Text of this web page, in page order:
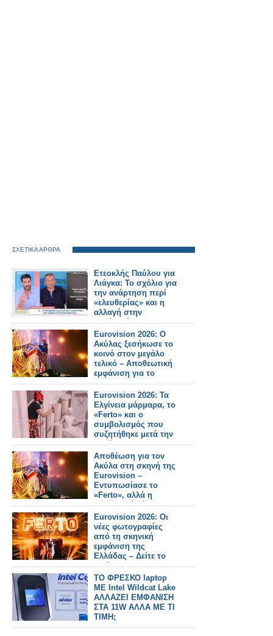
ΣΧΕΤΙΚΑ ΑΡΘΡΑ
Ετεοκλής Παύλου για
Λιάγκα: Το σχόλιο για
την ανάρτηση περί
«ελευθερίας» και η
αλλαγή στην
εμφάνισή του
Eurovision 2026: Ο
Ακύλας ξεσήκωσε το
κοινό στον μεγάλο
τελικό – Αποθεωτική
εμφάνιση για το
«Ferto»
Eurovision 2026: Τα
Ελγίνεια μάρμαρα, το
«Ferto» και ο
συμβολισμός που
συζητήθηκε μετά την
εμφάνιση της
Ελλάδας
Αποθέωση για τον
Ακύλα στη σκηνή της
Eurovision –
Εντυπωσίασε το
«Ferto», αλλά η
σκηνοθεσία άφησε
ερωτήματα - Δείτε την
εμφάνιση σε Video
Eurovision 2026: Οι
νέες φωτογραφίες
από τη σκηνική
εμφάνιση της
Ελλάδας – Δείτε το
απόσπασμα που
έδωσε στη
δημοσιότητα η ΕΡΤ
TO ΦΡΕΣΚΟ laptop
ΜΕ Intel Wildcat Lake
ΑΛΛΑΖΕΙ ΕΜΦΑΝΙΣΗ
ΣΤΑ 11W ΑΛΛΑ ΜΕ ΤΙ
ΤΙΜΗ;